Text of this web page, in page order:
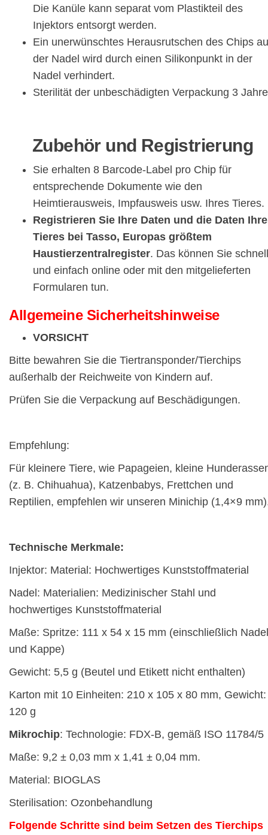
Die Kanüle kann separat vom Plastikteil des
Injektors entsorgt werden.
Ein unerwünschtes Herausrutschen des Chips
der Nadel wird durch einen Silikonpunkt in der
Nadel verhindert.
Sterilität der unbeschädigten Verpackung 3 Jahre
Zubehör und Registrierung
Sie erhalten 8 Barcode-Label pro Chip für
entsprechende Dokumente wie den
Heimtierausweis, Impfausweis usw. Ihres Tieres.
Registrieren Sie Ihre Daten und die Daten
Tieres bei Tasso, Europas größtem
Haustierzentralregister. Das können Sie schnell
und einfach online oder mit den mitgelieferten
Formularen tun.
Allgemeine Sicherheitshinweise
VORSICHT
Bitte bewahren Sie die Tiertransponder/Tierchips
außerhalb der Reichweite von Kindern auf.
Prüfen Sie die Verpackung auf Beschädigungen.
Empfehlung:
Für kleinere Tiere, wie Papageien, kleine
(z. B. Chihuahua), Katzenbabys, Frettchen und
Reptilien, empfehlen wir unseren Minichip (1,4×9
Technische Merkmale:
Injektor: Material: Hochwertiges Kunststoffmaterial
Nadel: Materialien: Medizinischer Stahl und
hochwertiges Kunststoffmaterial
Maße: Spritze: 111 x 54 x 15 mm (einschließlich Nadel
und Kappe)
Gewicht: 5,5 g (Beutel und Etikett nicht enthalten)
Karton mit 10 Einheiten: 210 x 105 x 80 mm, Gewicht:
120 g
Mikrochip: Technologie: FDX-B, gemäß ISO 11784/5
Maße: 9,2 ± 0,03 mm x 1,41 ± 0,04 mm.
Material: BIOGLAS
Sterilisation: Ozonbehandlung
Folgende Schritte sind beim Setzen des Tierchips